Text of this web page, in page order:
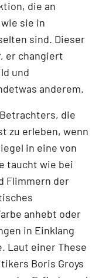
die an
sie in
sind. Dieser
er changiert
und
anderem.
die
zu erleben, wenn
in eine von
taucht wie bei
Flimmern der
anhebt oder
in Einklang
Laut einer These
Boris Groys